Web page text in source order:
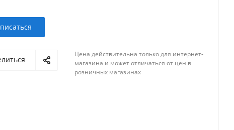
Цена действительна только для интернет-
магазина и может отличаться от цен в
розничных магазинах